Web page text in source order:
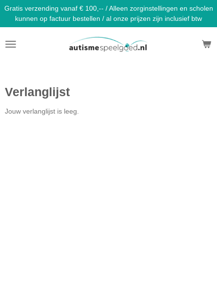
Ga
direct
naar
de
hoofdinhoud
Gratis verzending vanaf € 100,-- / Alleen zorginstellingen en scholen
kunnen op factuur bestellen / al onze prijzen zijn inclusief btw
Verlanglijst
Jouw verlanglijst is leeg.